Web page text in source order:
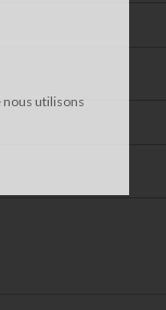
nous utilisons